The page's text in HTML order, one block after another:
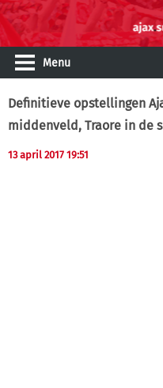
Menu
Definitieve opstellingen
middenveld, Traore in de
13 april 2017 19:51